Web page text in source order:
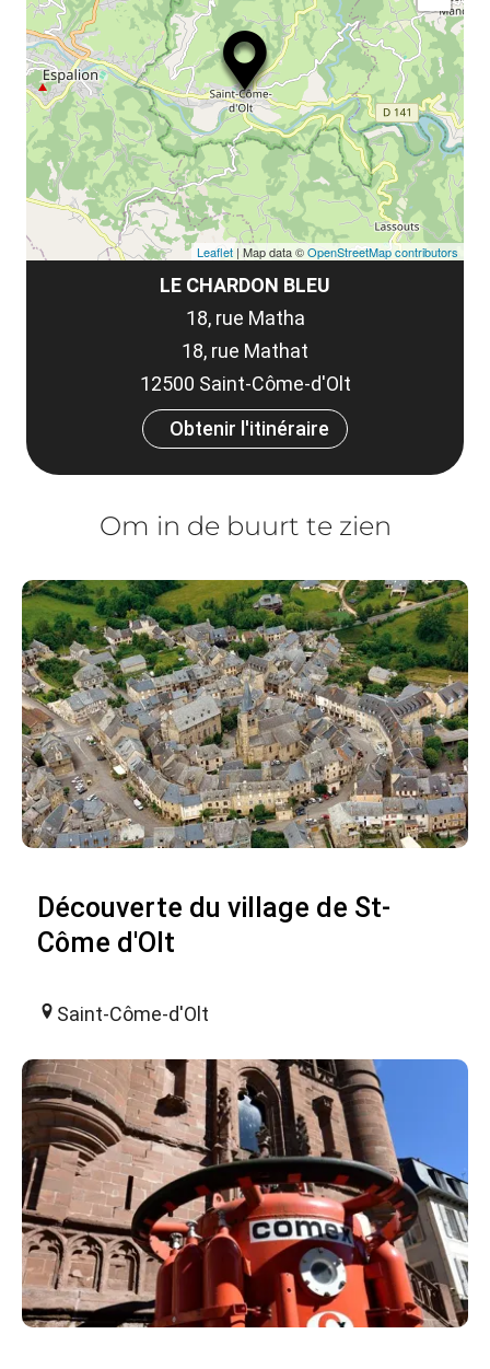
LE CHARDON BLEU
18, rue Matha
18, rue Mathat
12500 Saint-Côme-d'Olt
Obtenir l'itinéraire
Leaflet | Map data ©OpenStreetMap contributors
Om in de buurt te zien
Découverte du village de St-
Côme d'Olt
Saint-Côme-d'Olt